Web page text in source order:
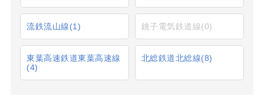
流鉄流山線(1) 銚子電気鉄道線(0)
東葉高速鉄道東葉高速線
(4)
北総鉄道北総線(8)